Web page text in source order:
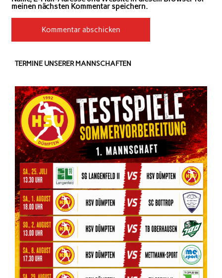
meinen nächsten Kommentar speichern.
TERMINE UNSERER MANNSCHAFTEN